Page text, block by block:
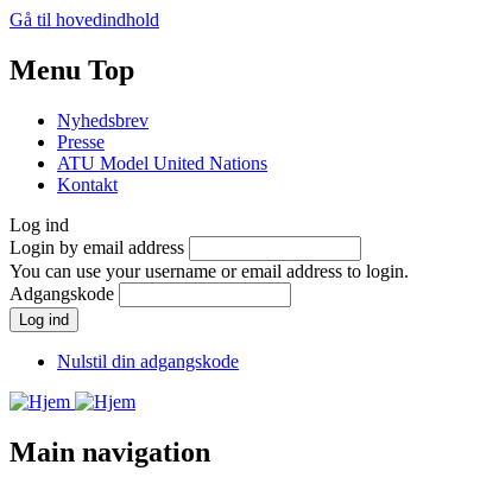
Gå til hovedindhold
Menu Top
Nyhedsbrev
Presse
ATU Model United Nations
Kontakt
Log ind
Login by email address
You can use your username or email address to login.
Adgangskode
Nulstil din adgangskode
Main navigation